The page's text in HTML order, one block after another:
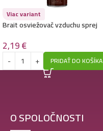
Viac variant
Brait osviežovač vzduchu sprej
2,19€
PRIDAŤ DO KOŠÍKA
O SPOLOČNOSTI